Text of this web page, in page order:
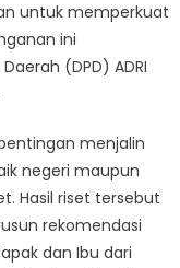
untuk memperkuat
ini
(DPD) ADRI
menjalin
negeri maupun
Hasil riset tersebut
rekomendasi
dan Ibu dari